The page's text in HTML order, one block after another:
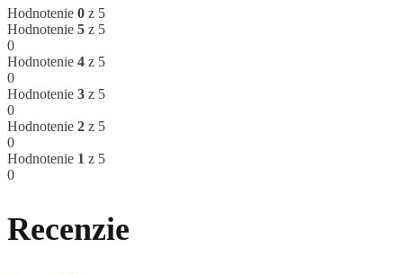
Hodnotenie 0 z 5
Hodnotenie 5 z 5
0
Hodnotenie 4 z 5
0
Hodnotenie 3 z 5
0
Hodnotenie 2 z 5
0
Hodnotenie 1 z 5
0
Recenzie